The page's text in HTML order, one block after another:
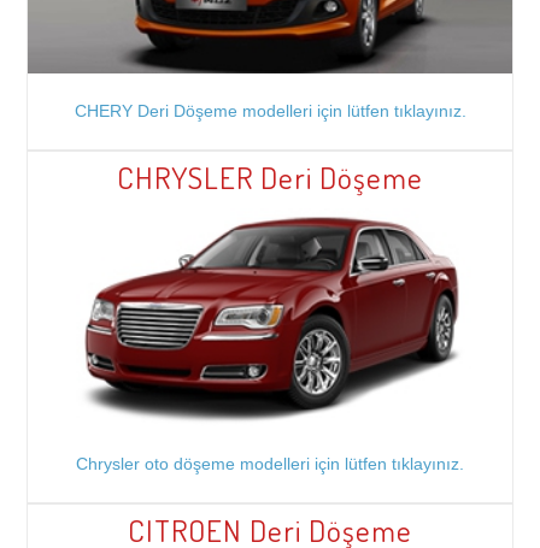
CHERY Deri Döşeme modelleri için lütfen tıklayınız.
CHRYSLER Deri Döşeme
Chrysler oto döşeme modelleri için lütfen tıklayınız.
CITROEN Deri Döşeme